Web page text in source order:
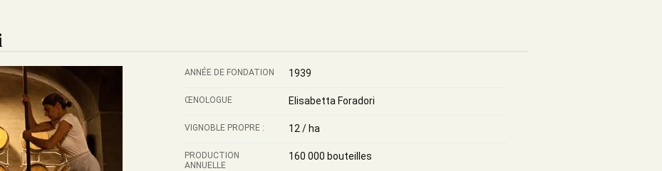
ANNÉE DE FONDATION 1939
ŒNOLOGUE Elisabetta Foradori
VIGNOBLE PROPRE : 12 / ha
PRODUCTION
ANNUELLE
160 000 bouteilles